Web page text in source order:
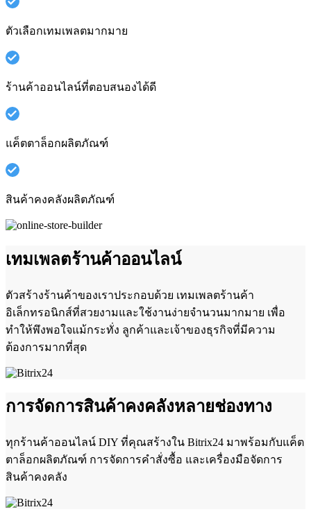
ตัวเลือกเทมเพลตมากมาย
ร้านค้าออนไลน์ที่ตอบสนองได้ดี
แค็ตตาล็อกผลิตภัณฑ์
สินค้าคงคลังผลิตภัณฑ์
เทมเพลตร้านค้าออนไลน์
ตัวสร้างร้านค้าของเราประกอบด้วย เทมเพลตร้านค้า
อิเล็กทรอนิกส์ที่สวยงามและใช้งานง่ายจำนวนมากมาย เพื่อ
ทำให้พึงพอใจแม้กระทั่ง ลูกค้าและเจ้าของธุรกิจที่มีความ
ต้องการมากที่สุด
การจัดการสินค้าคงคลังหลายช่องทาง
ทุกร้านค้าออนไลน์ DIY ที่คุณสร้างใน Bitrix24 มาพร้อมกับแค็ต
ตาล็อกผลิตภัณฑ์ การจัดการคำสั่งซื้อ และเครื่องมือจัดการ
สินค้าคงคลัง